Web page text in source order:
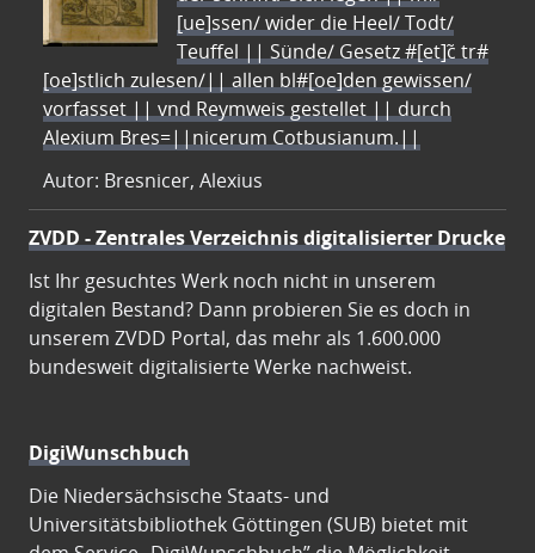
[ue]ssen/ wider die Heel/ Todt/
Teuffel || Sünde/ Gesetz #[et]c̃ tr#
[oe]stlich zulesen/|| allen bl#[oe]den gewissen/
vorfasset || vnd Reymweis gestellet || durch
Alexium Bres=||nicerum Cotbusianum.||
Autor: Bresnicer, Alexius
ZVDD - Zentrales Verzeichnis digitalisierter Drucke
Ist Ihr gesuchtes Werk noch nicht in unserem
digitalen Bestand? Dann probieren Sie es doch in
unserem ZVDD Portal, das mehr als 1.600.000
bundesweit digitalisierte Werke nachweist.
DigiWunschbuch
Die Niedersächsische Staats- und
Universitätsbibliothek Göttingen (SUB) bietet mit